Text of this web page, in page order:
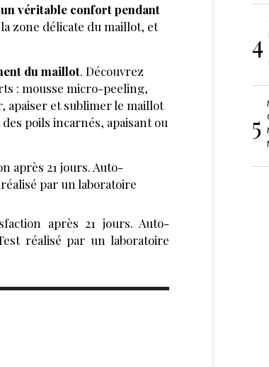
un véritable confort pendant
zone délicate du maillot, et
du maillot. Découvrez
: mousse micro-peeling,
apaiser et sublimer le maillot
poils incarnés, apaisant ou
après 21 jours. Auto-
par un laboratoire
après 21 jours. Auto-
réalisé par un laboratoire